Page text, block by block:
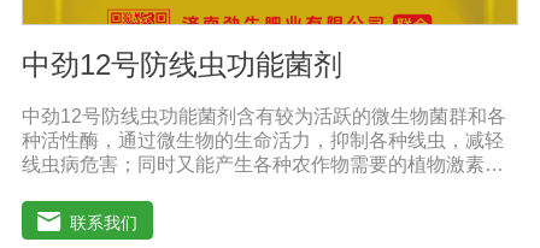
中劲12号防线虫功能菌剂
中劲12号防线虫功能菌剂含有较为活跃的微生物菌群和各
种活性酶，通过微生物的生命活力，抑制各种线虫，减轻
线虫病危害；同时又能产生各种农作物需要的植物激素、
并且能产生抗生素，系统防伪酶等多种物质，间接达到促
进植物生长。【产品功能】 1、本产品利用微生物自身的
联系我们